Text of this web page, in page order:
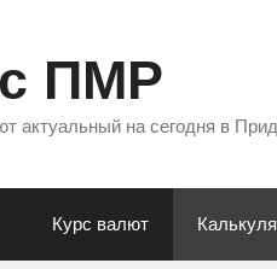
ПМР
актуальный на сегодня в
Курс валют